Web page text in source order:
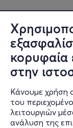
κορυφαία
στην
Κάνουμε χρήση
του
λειτουργιών
ανάλυση της
Υποστήριξη
Stay